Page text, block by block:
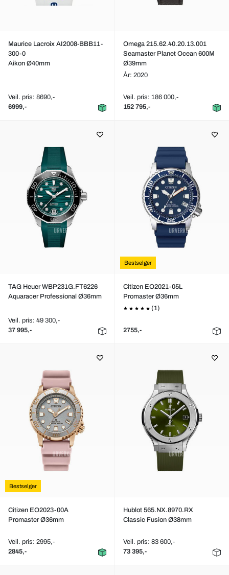
Maurice Lacroix AI2008-BBB11-
300-0
Aikon Ø40mm
Veil. pris: 8690,-
6999,-
Omega 215.62.40.20.13.001
Seamaster Planet Ocean 600M
Ø39mm
År: 2020
Veil. pris: 186 000,-
152 795,-
TAG Heuer WBP231G.FT6226
Aquaracer Professional Ø36mm
Veil. pris: 49 300,-
37 995,-
Bestselger
Citizen EO2021-05L
Promaster Ø36mm
(1)
2755,-
Bestselger
Citizen EO2023-00A
Promaster Ø36mm
Veil. pris: 2995,-
2845,-
Hublot 565.NX.8970.RX
Classic Fusion Ø38mm
Veil. pris: 83 600,-
73 395,-